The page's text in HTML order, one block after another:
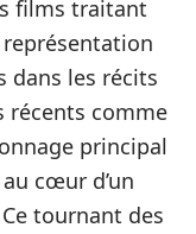
films traitant
dans les récits
récents comme
principal
cœur d’un
tournant des